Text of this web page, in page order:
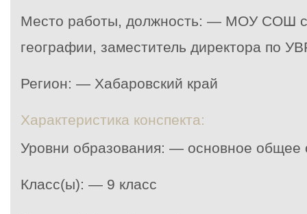
Место работы, должность: — МОУ СОШ
географии, заместитель директора по
Регион: — Хабаровский край
Характеристика конспекта:
Уровни образования: — основное общее
Класс(ы): — 9 класс